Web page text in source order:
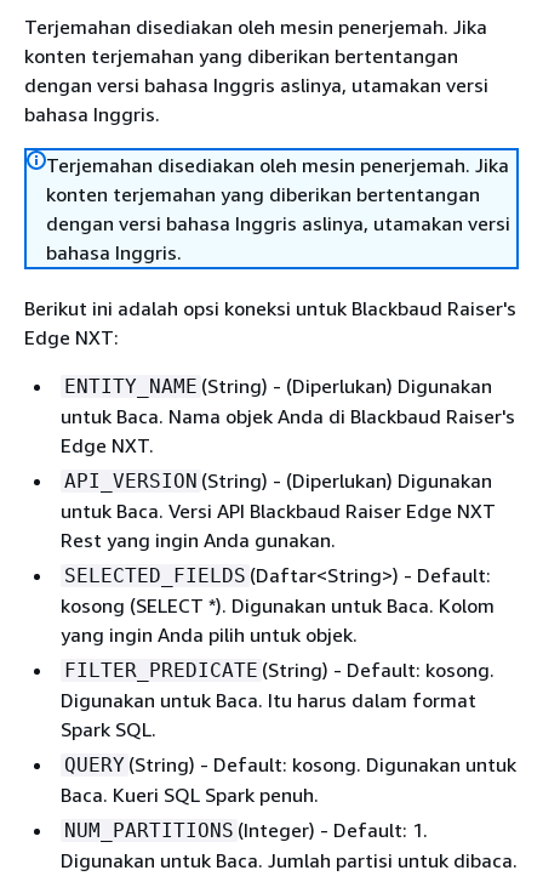
Terjemahan disediakan oleh mesin penerjemah. Jika
konten terjemahan yang diberikan bertentangan
dengan versi bahasa Inggris aslinya, utamakan versi
bahasa Inggris.
Terjemahan disediakan oleh mesin penerjemah. Jika
konten terjemahan yang diberikan bertentangan
dengan versi bahasa Inggris aslinya, utamakan versi
bahasa Inggris.
Berikut ini adalah opsi koneksi untuk Blackbaud Raiser's
Edge NXT:
ENTITY_NAME (String) - (Diperlukan) Digunakan
untuk Baca. Nama objek Anda di Blackbaud Raiser's
Edge NXT.
API_VERSION (String) - (Diperlukan) Digunakan
untuk Baca. Versi API Blackbaud Raiser Edge NXT
Rest yang ingin Anda gunakan.
SELECTED_FIELDS (Daftar<String>) - Default:
kosong (SELECT *). Digunakan untuk Baca. Kolom
yang ingin Anda pilih untuk objek.
FILTER_PREDICATE (String) - Default: kosong.
Digunakan untuk Baca. Itu harus dalam format
Spark SQL.
QUERY (String) - Default: kosong. Digunakan untuk
Baca. Kueri SQL Spark penuh.
NUM_PARTITIONS (Integer) - Default: 1.
Digunakan untuk Baca. Jumlah partisi untuk dibaca.